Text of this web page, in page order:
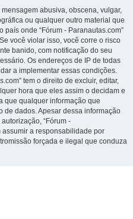
abusiva, obscena, vulgar,
ou qualquer outro material que
onde “Fórum - Paranautas.com”
você violar isso, você corre o risco
banido, com notificação do seu
Os endereços de IP de todas
a implementar essas condições.
tem o direito de excluir, editar,
hora que eles assim o decidam e
que qualquer informação que
de dados. Apesar dessa informação
“Fórum -
assumir a responsabilidade por
forçada e ilegal que conduza